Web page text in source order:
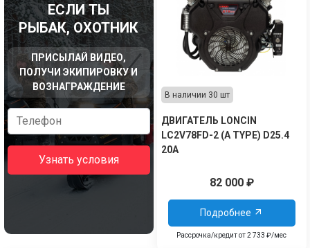
ЕСЛИ ТЫ
РЫБАК, ОХОТНИК
ПРИСЫЛАЙ ВИДЕО,
ПОЛУЧИ ЭКИПИРОВКУ И
ВОЗНАГРАЖДЕНИЕ
Узнать условия
В наличии 30 шт
ДВИГАТЕЛЬ LONCIN
LC2V78FD-2 (A TYPE) D25.4
20А
82 000₽
Подробнее
Рассрочка/кредит от 2 733 ₽/мес